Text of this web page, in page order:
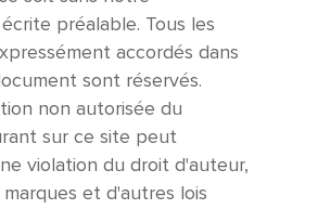
préalable. Tous les
accordés dans
sont réservés.
non autorisée du
sur ce site peut
violation du droit d'auteur,
et d'autres lois